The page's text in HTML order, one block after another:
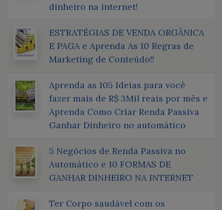
dinheiro na internet!
ESTRATÉGIAS DE VENDA ORGÂNICA
E PAGA e Aprenda As 10 Regras de
Marketing de Conteúdo!!
Aprenda as 105 Ideias para você
fazer mais de R$ 3Mil reais por mês e
Aprenda Como Criar Renda Passiva
Ganhar Dinheiro no automático
5 Negócios de Renda Passiva no
Automático e 10 FORMAS DE
GANHAR DINHEIRO NA INTERNET
Ter Corpo saudável com os